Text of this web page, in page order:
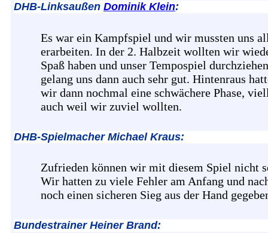
DHB-Linksaußen Dominik Klein:
Es war ein Kampfspiel und wir mussten uns
erarbeiten. In der 2. Halbzeit wollten wir
Spaß haben und unser Tempospiel
gelang uns dann auch sehr gut. Hintenraus
wir dann nochmal eine schwächere Phase,
auch weil wir zuviel wollten.
DHB-Spielmacher Michael Kraus:
Zufrieden können wir mit diesem Spiel nicht
Wir hatten zu viele Fehler am Anfang und
noch einen sicheren Sieg aus der Hand
Bundestrainer Heiner Brand: